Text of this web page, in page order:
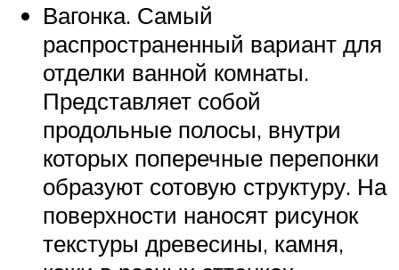
Вагонка. Самый
распространенный вариант для
отделки ванной комнаты.
Представляет собой
продольные полосы, внутри
которых поперечные перепонки
образуют сотовую структуру. На
поверхности наносят рисунок
текстуры древесины, камня,